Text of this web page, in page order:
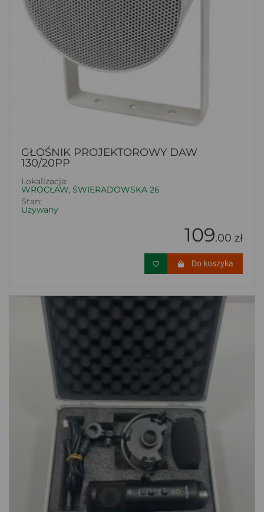
GŁOŚNIK PROJEKTOROWY DAW
130/20PP
Lokalizacja:
WROCŁAW, ŚWIERADOWSKA 26
Stan:
Używany
109.00 zł
Do koszyka